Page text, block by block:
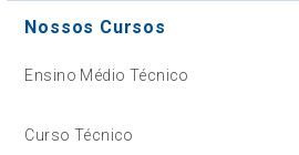
Nossos Cursos
Ensino Médio Técnico
Curso Técnico